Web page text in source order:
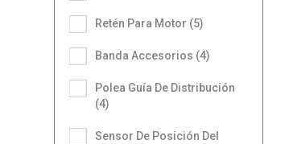
Retén Para Motor (5)
Banda Accesorios (4)
Polea Guía De Distribución
(4)
Sensor De Posición Del